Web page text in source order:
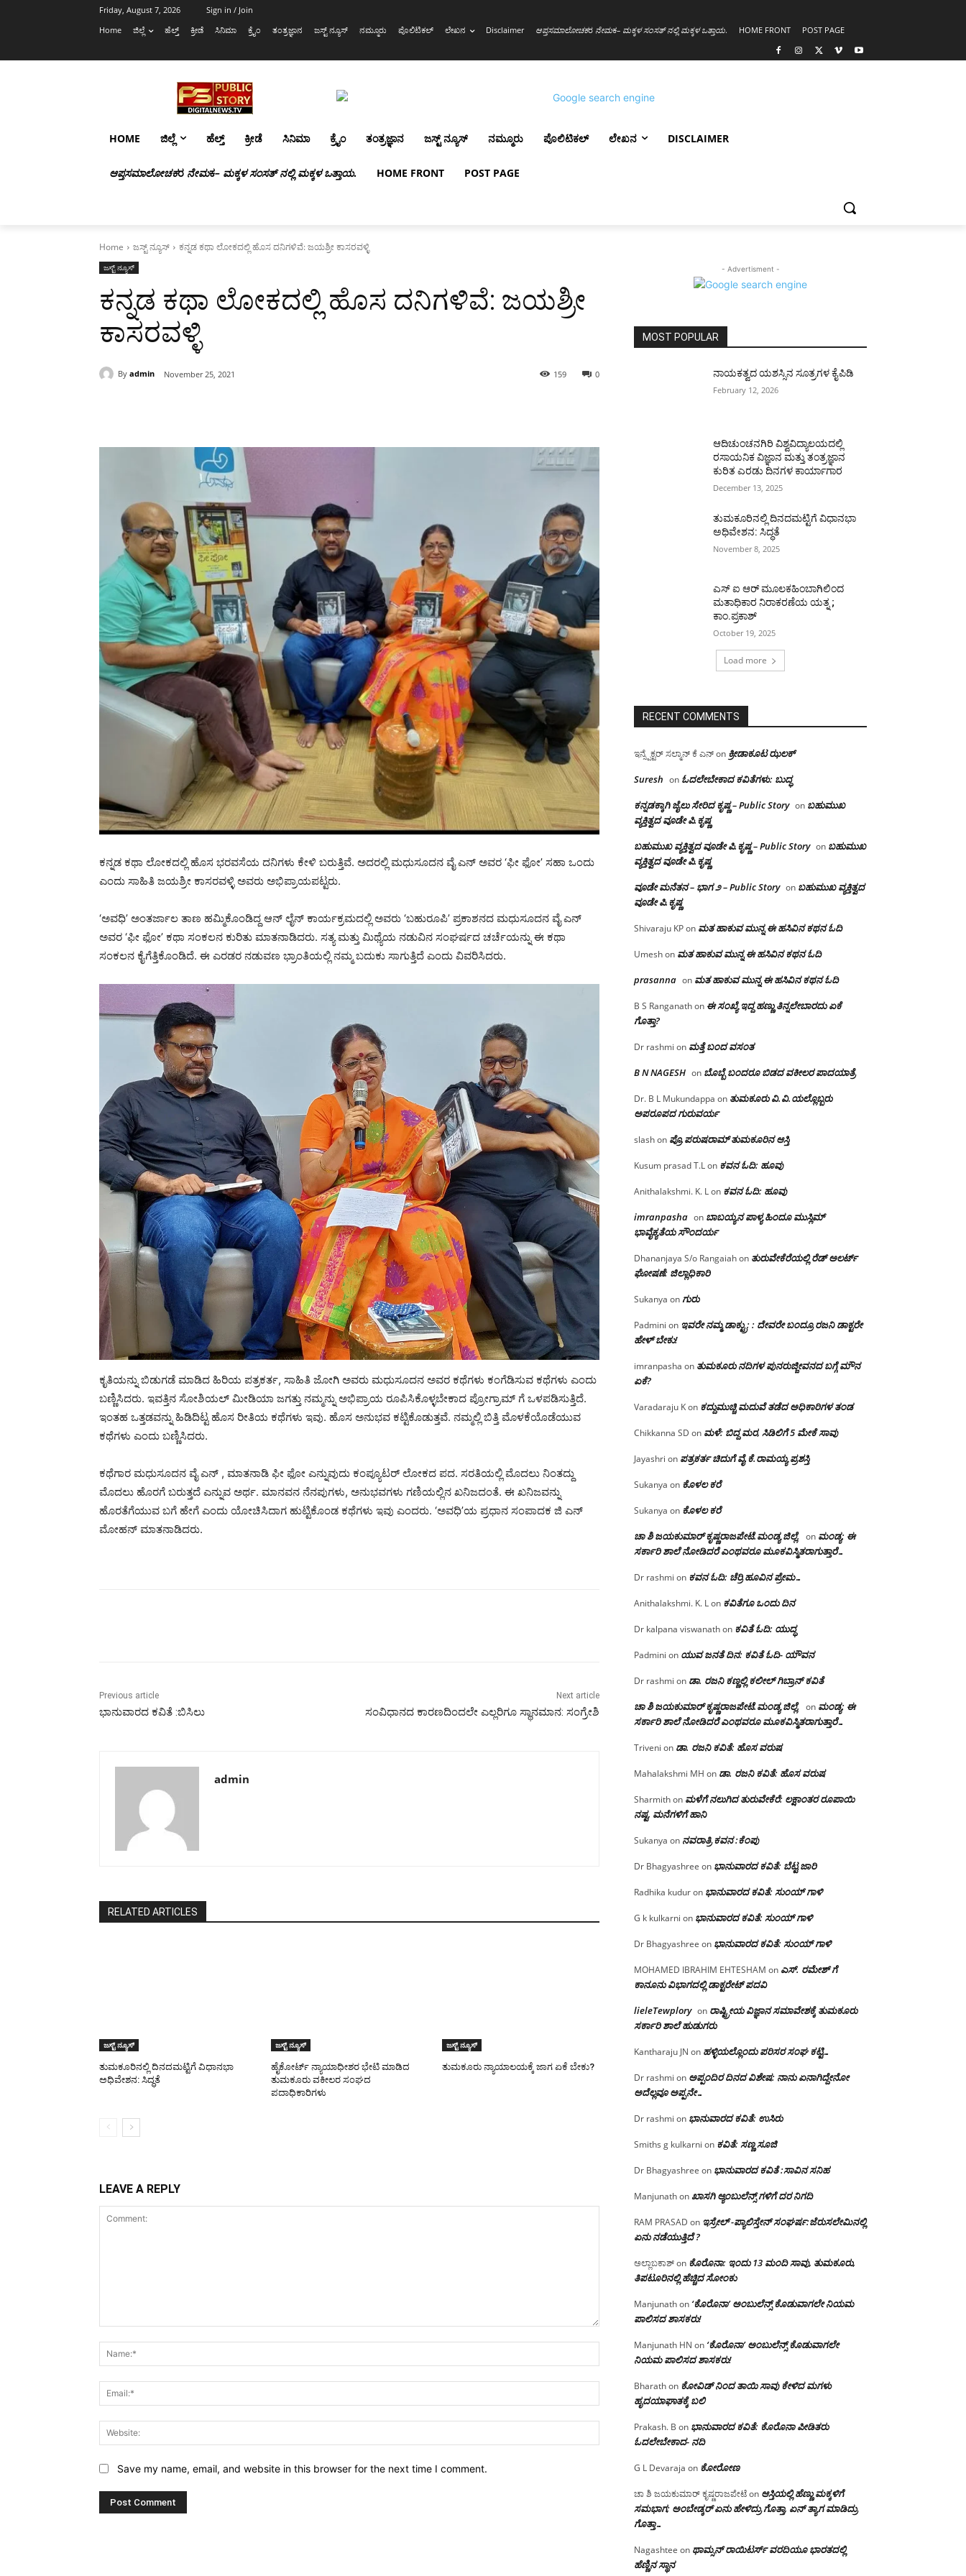
Friday, August 7, 2026
Sign in / Join
Home
ಜಿಲ್ಲೆ ಹೆಲ್ತ್ ಕ್ರೀಡೆ ಸಿನಿಮಾ ಕ್ರೈಂ ತಂತ್ರಜ್ಞಾನ ಜಸ್ಟ್ ನ್ಯೂಸ್ ನಮ್ಮೂರು ಪೊಲಿಟಿಕಲ್ ಲೇಖನ Disclaimer ಆಪ್ತಸಮಾಲೋಚಕರ ನೇಮಕ– ಮಕ್ಕಳ ಸಂಸತ್ ನಲ್ಲಿ ಮಕ್ಕಳ ಒತ್ತಾಯ. HOME FRONT POST PAGE
HOME ಜಿಲ್ಲೆ ಹೆಲ್ತ್ ಕ್ರೀಡೆ ಸಿನಿಮಾ ಕ್ರೈಂ ತಂತ್ರಜ್ಞಾನ ಜಸ್ಟ್ ನ್ಯೂಸ್ ನಮ್ಮೂರು ಪೊಲಿಟಿಕಲ್ ಲೇಖನ DISCLAIMER
ಆಪ್ತಸಮಾಲೋಚಕರ ನೇಮಕ– ಮಕ್ಕಳ ಸಂಸತ್ ನಲ್ಲಿ ಮಕ್ಕಳ ಒತ್ತಾಯ. HOME FRONT POST PAGE
Home ಜಸ್ಟ್ ನ್ಯೂಸ್ ಕನ್ನಡ ಕಥಾ ಲೋಕದಲ್ಲಿ ಹೊಸ ದನಿಗಳಿವೆ: ಜಯಶ್ರೀ ಕಾಸರವಳ್ಳಿ
ಜಸ್ಟ್ ನ್ಯೂಸ್
ಕನ್ನಡ ಕಥಾ ಲೋಕದಲ್ಲಿ ಹೊಸ ದನಿಗಳಿವೆ: ಜಯಶ್ರೀ
ಕಾಸರವಳ್ಳಿ
By admin November 25, 2021 0
159
ಕನ್ನಡ ಕಥಾ ಲೋಕದಲ್ಲಿ ಹೊಸ ಭರವಸೆಯ ದನಿಗಳು ಕೇಳಿ ಬರುತ್ತಿವೆ. ಅದರಲ್ಲಿ ಮಧುಸೂದನ ವೈ ಎನ್ ಅವರ ‘ಫೀ ಫೋ’ ಸಹಾ ಒಂದು
ಎಂದು ಸಾಹಿತಿ ಜಯಶ್ರೀ ಕಾಸರವಳ್ಳಿ ಅವರು ಅಭಿಪ್ರಾಯಪಟ್ಟರು.
‘ಅವಧಿ’ ಅಂತರ್ಜಾಲ ತಾಣ ಹಮ್ಮಿಕೊಂಡಿದ್ದ ಆನ್ ಲೈನ್ ಕಾರ್ಯಕ್ರಮದಲ್ಲಿ ಅವರು ‘ಬಹುರೂಪಿ’ ಪ್ರಕಾಶನದ ಮಧುಸೂದನ ವೈ ಎನ್
ಅವರ ‘ಫೀ ಫೋ’ ಕಥಾ ಸಂಕಲನ ಕುರಿತು ಮಾತನಾಡಿದರು. ಸತ್ಯ ಮತ್ತು ಮಿಥ್ಯೆಯ ನಡುವಿನ ಸಂಘರ್ಷದ ಚರ್ಚೆಯನ್ನು ಈ ಕಥಾ
ಸಂಕಲನ ಕೈಗೆತ್ತಿಕೊಂಡಿದೆ. ಈ ಎರಡರ ನಡುವಣ ಭ್ರಾಂತಿಯಲ್ಲಿ ನಮ್ಮ ಬದುಕು ಸಾಗುತ್ತಿದೆ ಎಂದು ವಿವರಿಸಿದರು.
ಕೃತಿಯನ್ನು ಬಿಡುಗಡೆ ಮಾಡಿದ ಹಿರಿಯ ಪತ್ರಕರ್ತ, ಸಾಹಿತಿ ಜೋಗಿ ಅವರು ಮಧುಸೂದನ ಅವರ ಕಥೆಗಳು ಕಂಗೆಡಿಸುವ ಕಥೆಗಳು ಎಂದು
ಬಣ್ಣಿಸಿದರು. ಇವತ್ತಿನ ಸೋಶಿಯಲ್ ಮೀಡಿಯಾ ಜಗತ್ತು ನಮ್ಮನ್ನು ಅಭಿಪ್ರಾಯ ರೂಪಿಸಿಕೊಳ್ಳಬೇಕಾದ ಪ್ರೋಗ್ರಾಮ್ ಗೆ ಒಳಪಡಿಸುತ್ತಿದೆ.
ಇಂತಹ ಒತ್ತಡವನ್ನು ಹಿಡಿದಿಟ್ಟ ಹೊಸ ರೀತಿಯ ಕಥೆಗಳು ಇವು. ಹೊಸ ಅನುಭವ ಕಟ್ಟಿಕೊಡುತ್ತವೆ. ನಮ್ಮಲ್ಲಿ ಬಿತ್ತಿ ಮೊಳಕೆಯೊಡೆಯುವ
ಕಥೆಗಳು ಎಂದು ಬಣ್ಣಿಸಿದರು.
ಕಥೆಗಾರ ಮಧುಸೂದನ ವೈ ಎನ್ , ಮಾತನಾಡಿ ಫೀ ಫೋ ಎನ್ನುವುದು ಕಂಪ್ಯೂಟರ್ ಲೋಕದ ಪದ. ಸರತಿಯಲ್ಲಿ ಮೊದಲು ನಿಂತದ್ದು
ಮೊದಲು ಹೊರಗೆ ಬರುತ್ತದೆ ಎನ್ನುವ ಅರ್ಥ. ಮಾನವನ ನೆನಪುಗಳು, ಅನುಭವಗಳು ಗಣಿಯಲ್ಲಿನ ಖನಿಜದಂತೆ. ಈ ಖನಿಜವನ್ನು
ಹೊರತೆಗೆಯುವ ಬಗೆ ಹೇಗೆ ಎಂದು ಯೋಚಿಸಿದಾಗ ಹುಟ್ಟಿಕೊಂಡ ಕಥೆಗಳು ಇವು ಎಂದರು. ‘ಅವಧಿ’ಯ ಪ್ರಧಾನ ಸಂಪಾದಕ ಜಿ ಎನ್
ಮೋಹನ್ ಮಾತನಾಡಿದರು.
Previous article
ಭಾನುವಾರದ ಕವಿತೆ :ಬಿಸಿಲು
Next article
ಸಂವಿಧಾನದ ಕಾರಣದಿಂದಲೇ ಎಲ್ಲರಿಗೂ ಸ್ಥಾನಮಾನ: ಸಂಗ್ರೇಶಿ
admin
RELATED ARTICLES
ಜಸ್ಟ್ ನ್ಯೂಸ್
ತುಮಕೂರಿನಲ್ಲಿ ದಿನದಮಟ್ಟಿಗೆ ವಿಧಾನಭಾ
ಅಧಿವೇಶನ: ಸಿದ್ಧತೆ
ಜಸ್ಟ್ ನ್ಯೂಸ್
ಹೈಕೋರ್ಟ್ ನ್ಯಾಯಾಧೀಶರ ಭೇಟಿ ಮಾಡಿದ
ತುಮಕೂರು ವಕೀಲರ ಸಂಘದ
ಪದಾಧಿಕಾರಿಗಳು
ಜಸ್ಟ್ ನ್ಯೂಸ್
ತುಮಕೂರು ನ್ಯಾಯಾಲಯಕ್ಕೆ ಜಾಗ ಏಕೆ ಬೇಕು?
LEAVE A REPLY
Website:
Save my name, email, and website in this browser for the next time I comment.
- Advertisment -
MOST POPULAR
ನಾಯಕತ್ವದ ಯಶಸ್ಸಿನ ಸೂತ್ರಗಳ ಕೈಪಿಡಿ
February 12, 2026
ಆದಿಚುಂಚನಗಿರಿ ವಿಶ್ವವಿದ್ಯಾಲಯದಲ್ಲಿ
ರಸಾಯನಿಕ ವಿಜ್ಞಾನ ಮತ್ತು ತಂತ್ರಜ್ಞಾನ
ಕುರಿತ ಎರಡು ದಿನಗಳ ಕಾರ್ಯಾಗಾರ
December 13, 2025
ತುಮಕೂರಿನಲ್ಲಿ ದಿನದಮಟ್ಟಿಗೆ ವಿಧಾನಭಾ
ಅಧಿವೇಶನ: ಸಿದ್ಧತೆ
November 8, 2025
ಎಸ್ ಐ ಆರ್ ಮೂಲಕಹಿಂಬಾಗಿಲಿಂದ
ಮತಾಧಿಕಾರ ನಿರಾಕರಣೆಯ ಯತ್ನ ;
ಕಾಂ.ಪ್ರಕಾಶ್
October 19, 2025
Load more
RECENT COMMENTS
ಇನ್ಸ್ಪೆಕ್ಟರ್ ಸಲ್ಮಾನ್ ಕೆ ಎನ್on ಕ್ರೀಡಾಕೂಟ ಝಲಕ್
Suresh on ಓದಲೇಬೇಕಾದ‌ ಕವಿತೆಗಳು: ಬುದ್ಧ
ಕನ್ನಡಕ್ಕಾಗಿ ಜೈಲು ಸೇರಿದ ಕೃಷ್ಣ – Public Story on ಬಹುಮುಖ
ವ್ಯಕ್ತಿತ್ವದ ವೂಡೇ ಪಿ.ಕೃಷ್ಣ
ಬಹುಮುಖ ವ್ಯಕ್ತಿತ್ವದ ವೂಡೇ ಪಿ.ಕೃಷ್ಣ – Public Story on ಬಹುಮುಖ
ವ್ಯಕ್ತಿತ್ವದ ವೂಡೇ ಪಿ.ಕೃಷ್ಣ
ವೂಡೇ ಮನೆತನ – ಭಾಗ ೨ – Public Story on ಬಹುಮುಖ ವ್ಯಕ್ತಿತ್ವದ
ವೂಡೇ ಪಿ.ಕೃಷ್ಣ
Shivaraju KPon ಮತ ಹಾಕುವ ಮುನ್ನ ಈ ಹಸಿವಿನ ಕಥನ ಓದಿ
Umeshon ಮತ ಹಾಕುವ ಮುನ್ನ ಈ ಹಸಿವಿನ ಕಥನ ಓದಿ
prasanna on ಮತ ಹಾಕುವ ಮುನ್ನ ಈ ಹಸಿವಿನ ಕಥನ ಓದಿ
B S Ranganathon ಈ ಸಂಖ್ಯೆ ಇದ್ದ ಹಣ್ಣು ತಿನ್ನಲೇಬಾರದು ಏಕೆ
ಗೊತ್ತಾ?
Dr rashmi on ಮತ್ತೆ ಬಂದ ವಸಂತ
B N NAGESH on ಬೊಬ್ಬೆ ಬಂದರೂ ಬಿಡದ ವಕೀಲರ ಪಾದಯಾತ್ರೆ
Dr. B L Mukundappa on ತುಮಕೂರು‌ ವಿ.ವಿ.ಯಲ್ಲೊಬ್ಬರು
ಅಪರೂಪದ ಗುರುವರ್ಯ
slashon ಪ್ರೊ.ಪರುಷರಾಮ್ ತುಮಕೂರಿನ ಆಸ್ತಿ
Kusum prasad T.Lon ಕವನ ಓದಿ: ಹೂವು
Anithalakshmi. K. Lon ಕವನ ಓದಿ: ಹೂವು
imranpasha on ಬಾಬಯ್ಯನ ಪಾಳ್ಯ ಹಿಂದೂ ಮುಸ್ಲಿಮ್
ಭಾವೈಕ್ಯತೆಯ ಸೌಂದರ್ಯ
Dhananjaya S/o Rangaiahon ತುರುವೇಕೆರೆಯಲ್ಲಿ ರೆಡ್ ಅಲರ್ಟ್
ಘೋಷಣೆ: ಜಿಲ್ಲಾಧಿಕಾರಿ
Sukanya onಗುರು
Padmini on ಇವರೇ ನಮ್ಮ ಡಾಕ್ಟ್ರು; : ದೇವರೇ ಬಂದ್ರೂ ರಜನಿ ಡಾಕ್ಟರೇ
ಹೇಳ್ ಬೇಕು!
imranpasha on ತುಮಕೂರು ನದಿಗಳ ಪುನರುಜ್ಜೀವನದ ಬಗ್ಗೆ ಮೌನ
ಏಕೆ?
Varadaraju Kon ಕದ್ದುಮುಚ್ಚಿ ಮದುವೆ ತಡೆದ ಅಧಿಕಾರಿಗಳ ತಂಡ
Chikkanna SD on ಮಳೆ: ಬಿದ್ದ ಮರ, ಸಿಡಿಲಿಗೆ 5 ಮೇಕೆ ಸಾವು
Jayashri on ಪತ್ರಕರ್ತ ಚಿದುಗೆ ವೈ.ಕೆ.ರಾಮಯ್ಯ ಪ್ರಶಸ್ತಿ
Sukanya on ಕೊಳಲ ಕರೆ
Sukanya on ಕೊಳಲ ಕರೆ
ಚಾ ಶಿ ಜಯಕುಮಾರ್ ಕೃಷ್ಣರಾಜಪೇಟೆ.ಮಂಡ್ಯ ಜಿಲ್ಲೆ. on ಮಂಡ್ಯ: ಈ
ಸರ್ಕಾರಿ ಶಾಲೆ ನೋಡಿದರೆ ಎಂಥವರೂ ಮೂಕವಿಸ್ಮಿತರಾಗುತ್ತಾರೆ…
Dr rashmi on ಕವನ ಓದಿ: ಚೆರ್ರಿ ಹೂವಿನ ಪ್ರೇಮ…
Anithalakshmi. K. Lon ಕವಿತೆಗೂ ಒಂದು ದಿನ
Dr kalpana viswanathon ಕವಿತೆ ಓದಿ: ಯುದ್ಧ
Padmini on ಯುವ ಜನತೆ ದಿನ: ಕವಿತೆ ಓದಿ- ಯೌವನ
Dr rashmi on ಡಾ. ರಜನಿ‌ ಕಣ್ಣಲ್ಲಿ ಕಲೀಲ್ ಗಿಬ್ರಾನ್ ಕವಿತೆ
ಚಾ ಶಿ ಜಯಕುಮಾರ್ ಕೃಷ್ಣರಾಜಪೇಟೆ.ಮಂಡ್ಯ ಜಿಲ್ಲೆ. on ಮಂಡ್ಯ: ಈ
ಸರ್ಕಾರಿ ಶಾಲೆ ನೋಡಿದರೆ ಎಂಥವರೂ ಮೂಕವಿಸ್ಮಿತರಾಗುತ್ತಾರೆ…
Triveni on ಡಾ. ರಜನಿ ಕವಿತೆ: ಹೊಸ ವರುಷ
Mahalakshmi MH on ಡಾ. ರಜನಿ ಕವಿತೆ: ಹೊಸ ವರುಷ
Sharmithon ಮಳೆಗೆ ನಲುಗಿದ ತುರುವೇಕೆರೆ: ಲಕ್ಷಾಂತರ ರೂಪಾಯಿ
ನಷ್ಟ, ಮನೆಗಳಿಗೆ ಹಾನಿ
Sukanya on ನವರಾತ್ರಿ ಕವನ :ಕೆಂಪು
Dr Bhagyashree on ಭಾನುವಾರದ ಕವಿತೆ: ಬೆಟ್ಟ ಜಾರಿ
Radhika kuduron ಭಾನುವಾರದ ಕವಿತೆ: ಸುಂಯ್ ಗಾಳಿ
G k kulkarni on ಭಾನುವಾರದ ಕವಿತೆ: ಸುಂಯ್ ಗಾಳಿ
Dr Bhagyashree on ಭಾನುವಾರದ ಕವಿತೆ: ಸುಂಯ್ ಗಾಳಿ
MOHAMED IBRAHIM EHTESHAM on ಎಸ್. ರಮೇಶ್ ಗೆ
ಕಾನೂನು ವಿಭಾಗದಲ್ಲಿ ಡಾಕ್ಟರೇಟ್ ಪದವಿ
lieleTewplory on ರಾಷ್ಟ್ರೀಯ ವಿಜ್ಞಾನ ಸಮಾವೇಶಕ್ಕೆ‌ ತುಮಕೂರು
ಸರ್ಕಾರಿ ಶಾಲೆ ಹುಡುಗರು
Kantharaju JN on ಹಳ್ಳಿಯಲ್ಲೊಂದು ಪರಿಸರ ಸಂಘ ಕಟ್ಟಿ…
Dr rashmi on ಅಪ್ಪಂದಿರ ದಿನದ ವಿಶೇಷ: ನಾನು ಏನಾಗಿದ್ದೇನೋ‌
ಅದೆಲ್ಲವೂ ಅಪ್ಪನೇ…
Dr rashmi on ಭಾನುವಾರದ ಕವಿತೆ: ಉಸಿರು
Smiths g kulkarni on ಕವಿತೆ: ಸಣ್ಣ ಸೂಜಿ
Dr Bhagyashree on ಭಾನುವಾರದ ಕವಿತೆ :ಸಾವಿನ ಸನಿಹ
Manjunathonಖಾಸಗಿ ಆ್ಯಂಬುಲೆನ್ಸ್ ಗಳಿಗೆ ದರ ನಿಗದಿ
RAM PRASAD on ಇಸ್ರೇಲ್ -ಪ್ಯಾಲಿಸ್ತೇನ್ ಸಂಘರ್ಷ:ಜೆರುಸಲೇಮಿನಲ್ಲಿ
ಏನು ನಡೆಯುತ್ತಿದೆ ?
ಅಲ್ಲಾಬಕಾಶ್on ಕೊರೊನಾ: ಇಂದು 13 ಮಂದಿ ಸಾವು, ತುಮಕೂರು,
ತಿಪಟೂರಿನಲ್ಲಿ ಹೆಚ್ಚಿದ ಸೋಂಕು
Manjunathon ‘ಕೊರೊನಾ’ ಅಂಬುಲೆನ್ಸ್ ಕೊಡುವಾಗಲೇ ನಿಯಮ
ಪಾಲಿಸದ ಶಾಸಕರು!
Manjunath HN on ‘ಕೊರೊನಾ’ ಅಂಬುಲೆನ್ಸ್ ಕೊಡುವಾಗಲೇ
ನಿಯಮ ಪಾಲಿಸದ ಶಾಸಕರು!
Bharathon ಕೋವಿಡ್ ನಿಂದ ತಾಯಿ ಸಾವು ಕೇಳಿದ ಮಗಳು
ಹೃದಯಾಘಾತಕ್ಕೆ ಬಲಿ
Prakash. B on ಭಾನುವಾರದ ಕವಿತೆ: ಕೊರೊನಾ ಪೀಡಿತರು
ಓದಲೇಬೇಕಾದ- ನದಿ
G L Devaraja on ಕೋರೋಣ
ಚಾ ಶಿ ಜಯಕುಮಾರ್ ಕೃಷ್ಣರಾಜಪೇಟೆon ಆಸ್ತಿಯಲ್ಲಿ ಹೆಣ್ಣು ಮಕ್ಕಳಿಗೆ
ಸಮಭಾಗ; ಅಂಬೇಡ್ಕರ್ ಏನು ಹೇಳಿದ್ರು ಗೊತ್ತಾ, ಏನ್ ತ್ಯಾಗ ಮಾಡಿದ್ರು
ಗೊತ್ತಾ…
Nagashtee on ಥಾಮ್ಸನ್ ರಾಯಿಟರ್ಸ್ ವರದಿಯೂ ಭಾರತದಲ್ಲಿ
ಹೆಣ್ಣಿನ ಸ್ಥಾನ‌